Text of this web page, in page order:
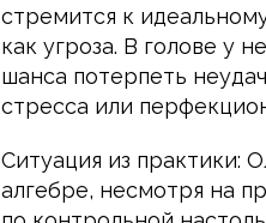
стремится к
как угроза. В голове у
шанса потерпеть
стресса или
Ситуация из практики:
алгебре, несмотря на